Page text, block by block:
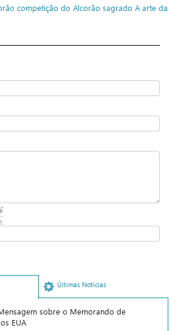
competição do Alcorão sagrado A arte da
Últimas Notícias
sobre o Memorando de
EUA